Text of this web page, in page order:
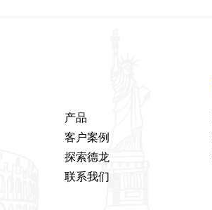
产品
客户案例
探索德龙
联系我们